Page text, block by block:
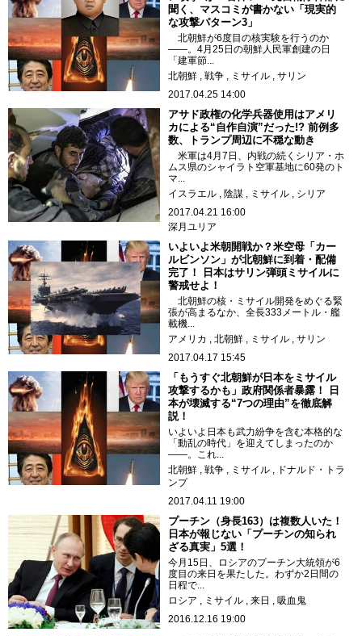
聞く、マスコミが書かない「現実的
な攻撃パターン3」
北朝鮮が6度目の核実験を行うのか
――。4月25日の朝鮮人民軍創建の日
「建軍節...
北朝鮮
戦争 ミサイル
サリン
2017.04.25 14:00
アサド政権の化学兵器使用はアメリ
カによる“自作自演”だった!? 前例多
数、トランプ周辺に不穏な動き
米軍は4月7日、内戦の続くシリア・ホ
ムス県のシャイラト空軍基地に60発のト
マ...
イスラエル
陰謀 ミサイル
シリア
2017.04.21 16:00
深月ユリア
いよいよ米朝開戦か？米空母「カー
ルビンソン」が北朝鮮に到着・配備
完了！ 日本はサリン弾頭ミサイルに
警戒せよ！
北朝鮮の核・ミサイル開発をめぐる緊
張が高まるなか、全長333メートル・艦
載機...
アメリカ
北朝鮮 ミサイル
サリン
2017.04.17 15:45
「もうすぐ北朝鮮が日本をミサイル
攻撃するかも」政府関係者暴露！ 日
本が壊滅する“7つの理由”を徹底解
説！
いよいよ日本も武力紛争を含む本格的な
「動乱の時代」を迎えてしまったのか
――。これ...
北朝鮮
戦争 ミサイル
ドナルド・トラ
ンプ
2017.04.11 19:00
プーチン（身長163）は複数人いた！
日本が報じない「プーチンの知られ
ざる真実」5選！
今月15日、ロシアのプーチン大統領が6
度目の来日を果たした。わずか2日間の
日程で...
ロシア
ミサイル 来日
吸血鬼
2016.12.16 19:00